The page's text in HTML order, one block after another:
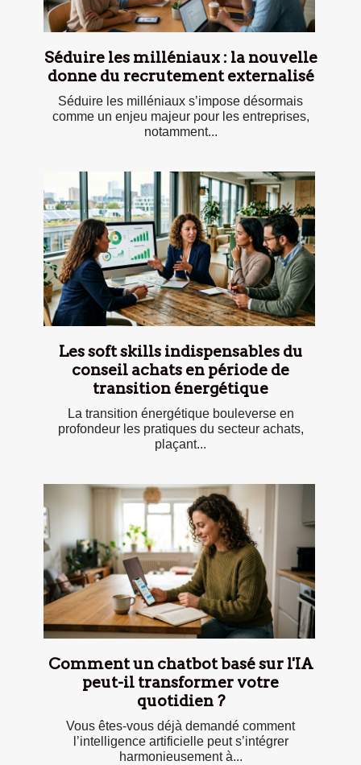
Séduire les milléniaux : la nouvelle
donne du recrutement externalisé
Séduire les milléniaux s’impose désormais
comme un enjeu majeur pour les entreprises,
notamment...
Les soft skills indispensables du
conseil achats en période de
transition énergétique
La transition énergétique bouleverse en
profondeur les pratiques du secteur achats,
plaçant...
Comment un chatbot basé sur l'IA
peut-il transformer votre
quotidien ?
Vous êtes-vous déjà demandé comment
l’intelligence artificielle peut s’intégrer
harmonieusement à...